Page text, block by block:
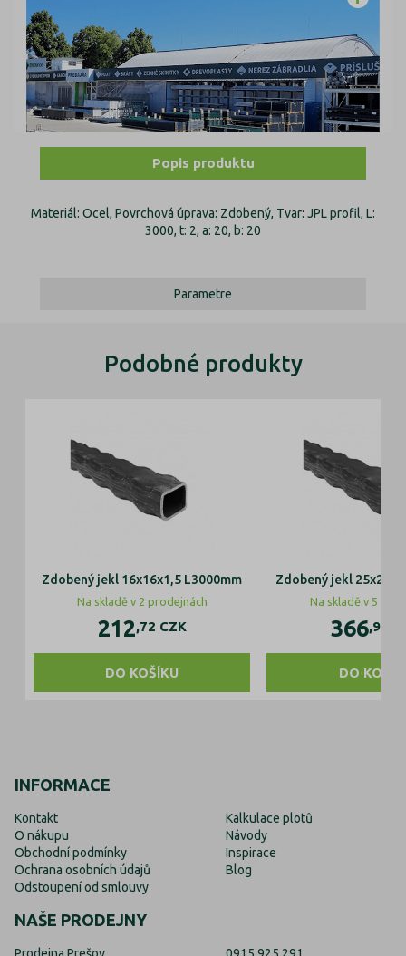
Popis produktu
Materiál: Ocel, Povrchová úprava: Zdobený, Tvar: JPL profil, L:
3000, t: 2, a: 20, b: 20
Parametre
Podobné produkty
Zdobený jekl 16x16x1,5 L3000mm
Na skladě v 2 prodejnách
212,72 CZK
DO KOŠÍKU
Zdobený jekl
Na skladě v 5
366,99
DO
INFORMACE
Kontakt
O nákupu
Obchodní podmínky
Ochrana osobních údajů
Odstoupení od smlouvy
Kalkulace plotů
Návody
Inspirace
Blog
NAŠE PRODEJNY
Prodejna Prešov 0915 925 291